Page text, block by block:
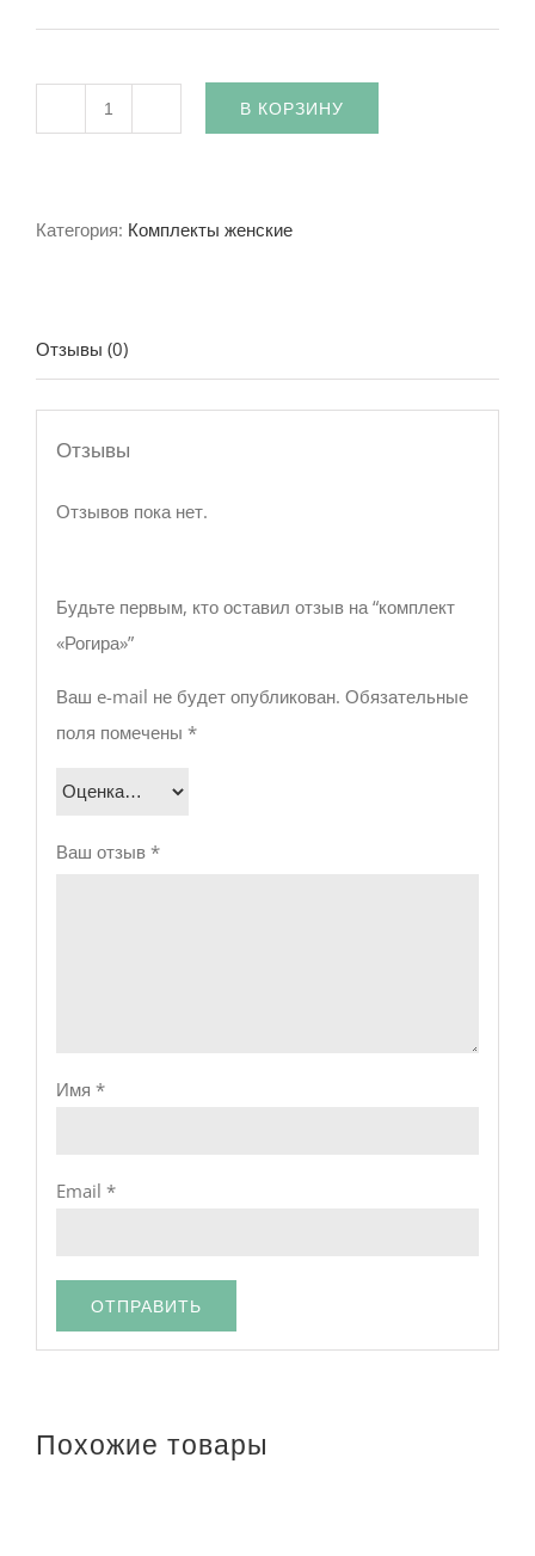
В КОРЗИНУ
Категория: Комплекты женские
Отзывы (0)
Отзывы
Отзывов пока нет.
Будьте первым, кто оставил отзыв на “комплект
«Рогира»”
Ваш e-mail не будет опубликован. Обязательные
поля помечены *
Ваш отзыв *
Имя *
Email *
Похожие товары